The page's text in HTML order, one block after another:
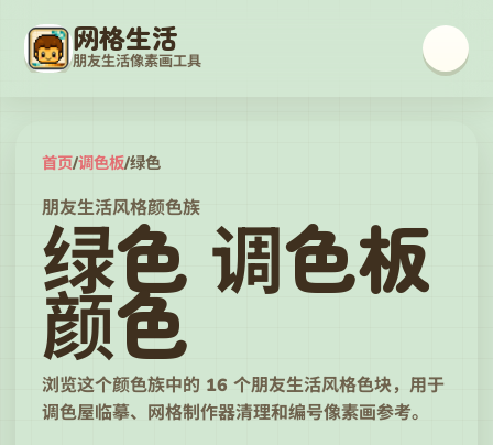
网格生活
朋友生活像素画工具
首页/调色板/绿色
朋友生活风格颜色族
绿色 调色板
颜色
浏览这个颜色族中的 16 个朋友生活风格色块，用于
调色屋临摹、网格制作器清理和编号像素画参考。